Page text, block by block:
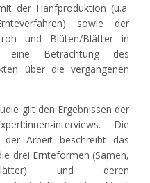
der Hanfproduktion (u.a.
sowie der
und Blüten/Blätter in
eine Betrachtung des
über die vergangenen
gilt den Ergebnissen der
interviews. Die
der Arbeit beschreibt das
drei Ernteformen (Samen,
und deren